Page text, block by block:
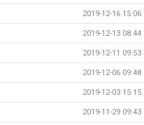
2019-12-16 15:06
2019-12-13 08:44
2019-12-11 09:53
2019-12-06 09:48
2019-12-03 15:15
2019-11-29 09:43